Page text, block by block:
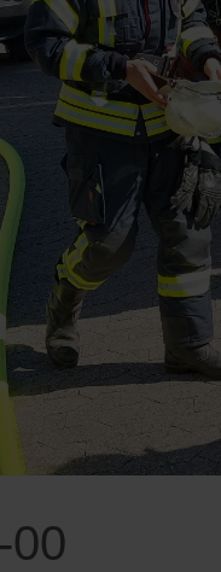
00